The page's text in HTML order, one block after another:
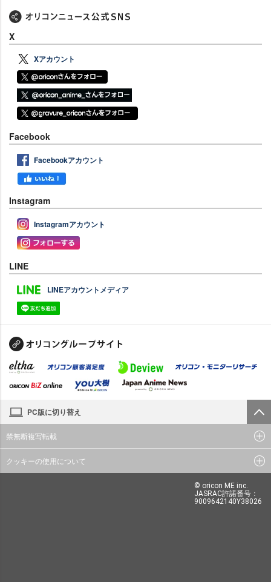
X
Xアカウント
Facebook
Facebookアカウント
Instagram
Instagramアカウント
LINE
LINEアカウントメディア
PC版に切り替え
禁無断複写転載
クッキーの使用について
© oricon ME inc.
JASRAC許諾番号：
9009642140Y38026